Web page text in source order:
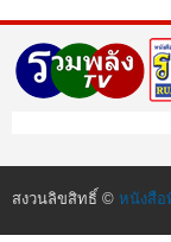
สงวนลิขสิทธิ์ © หนังสือ